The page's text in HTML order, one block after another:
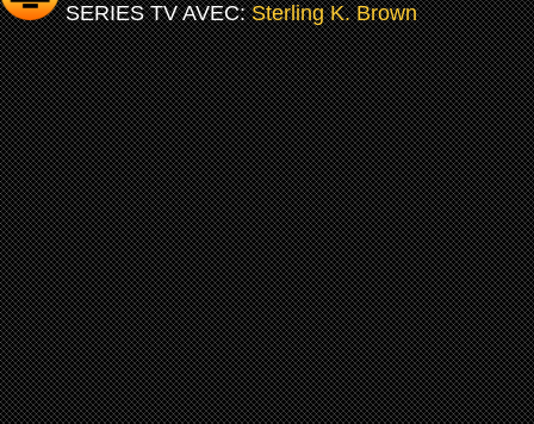
SERIES TV AVEC:Sterling K. Brown